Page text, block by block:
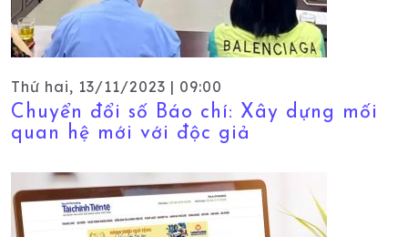
Thứ hai, 13/11/2023 | 09:00
Chuyển đổi số Báo chí: Xây dựng mối
quan hệ mới với độc giả